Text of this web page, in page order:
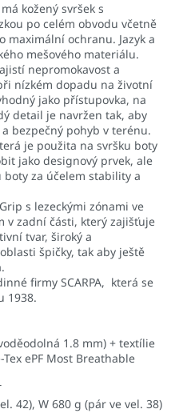
kožený svršek s
po celém obvodu včetně
maximální ochranu. Jazyk a
mešového materiálu.
nepromokavost a
nízkém dopadu na životní
jako přístupovka, na
detail je navržen tak, aby
bezpečný pohyb v terénu.
je použita na svršku boty
jako designový prvek, ale
za účelem stability a
s lezeckými zónami ve
v zadní části, který zajišťuje
tvar, široký a
špičky, tak aby ještě
firmy SCARPA, která se
1938.
1.8 mm) + textílie
ePF Most Breathable
42), W 680 g (pár ve vel. 38)